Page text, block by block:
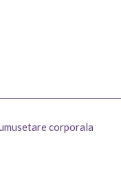
corporala